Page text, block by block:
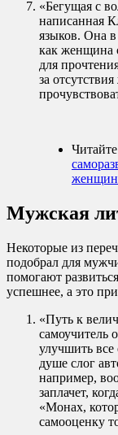
«Бегущая с
написанная
языков. Она в
как женщина
для
за
Мужская
Некоторые из
подобрал для
помогают
успешнее, а это
«Путь к
самоучитель
улучшить
душе слог
например,
заплачет,
«Монах,
самооценку